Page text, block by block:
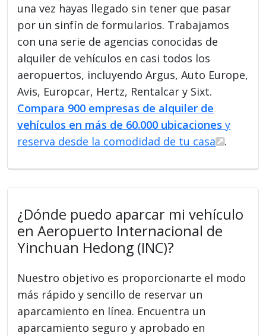
una vez hayas llegado sin tener que pasar
por un sinfín de formularios. Trabajamos
con una serie de agencias conocidas de
alquiler de vehículos en casi todos los
aeropuertos, incluyendo Argus, Auto Europe,
Avis, Europcar, Hertz, Rentalcar y Sixt.
Compara 900 empresas de alquiler de
vehículos en más de 60.000 ubicaciones y
reserva desde la comodidad de tu casa
.
¿Dónde puedo aparcar mi vehículo
en Aeropuerto Internacional de
Yinchuan Hedong (INC)?
Nuestro objetivo es proporcionarte el modo
más rápido y sencillo de reservar un
aparcamiento en línea. Encuentra un
aparcamiento seguro y aprobado en